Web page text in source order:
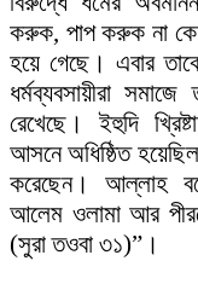
করুক, পাপ করুক না
হয়ে গেছে। এবার
ধর্মব্যবসায়ীরা
রেখেছে। ইহুদি
আসনে অধিষ্ঠিত
করেছেন। আল্লাহ
আলেম ওলামা আর
(সুরা তওবা ৩১)”।